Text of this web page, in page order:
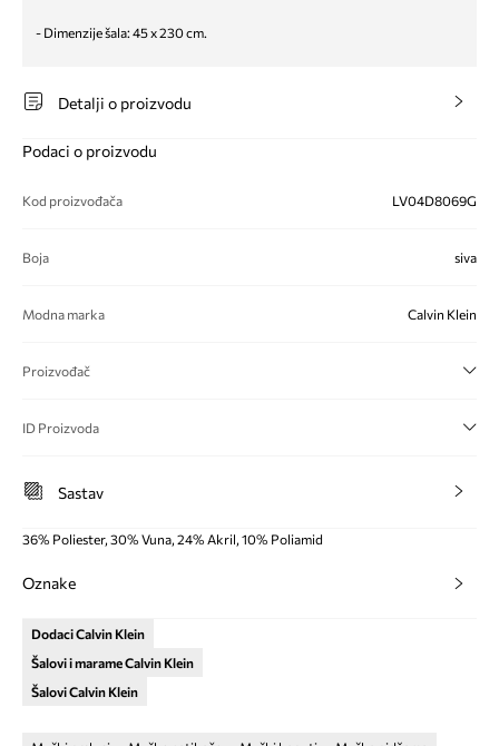
- Dimenzije šala: 45 x 230 cm.
Detalji o proizvodu
Podaci o proizvodu
Kod proizvođača LV04D8069G
Boja siva
Modna marka Calvin Klein
Proizvođač
ID Proizvoda
Sastav
36% Poliester, 30% Vuna, 24% Akril, 10% Poliamid
Oznake
Dodaci Calvin Klein
Šalovi i marame Calvin Klein
Šalovi Calvin Klein